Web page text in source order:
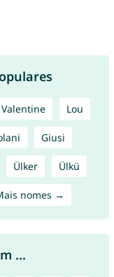
Valentine Lou
Giusi
Ülker Ülkü
nomes →
...